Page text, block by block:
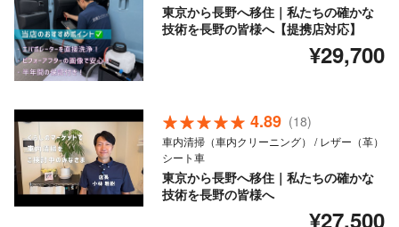
東京から長野へ移住｜私たちの確かな
技術を長野の皆様へ【提携店対応】
¥29,700
4.89 (18)
車内清掃（車内クリーニング） / レザー（革）
シート車
東京から長野へ移住｜私たちの確かな
技術を長野の皆様へ
¥27,500